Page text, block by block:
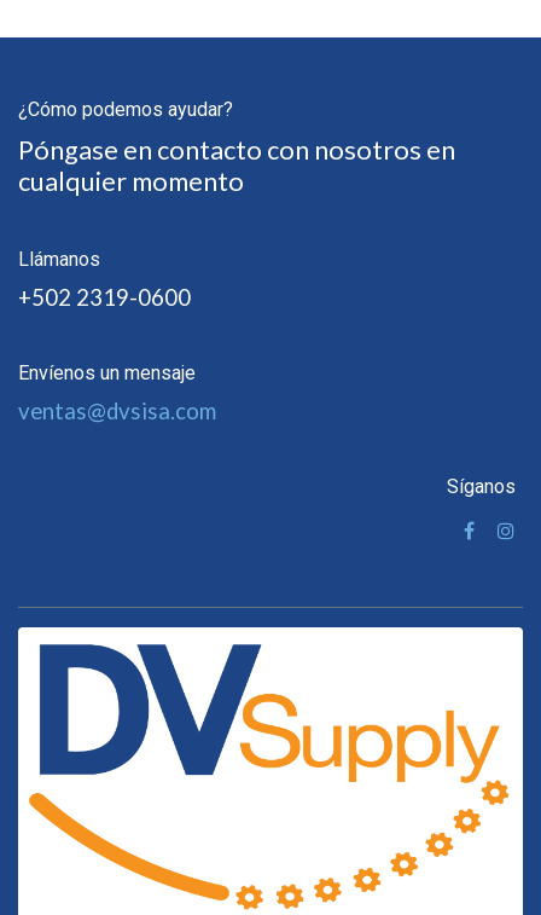
¿Cómo podemos ayudar?
Póngase en contacto con nosotros en
cualquier momento
Llámanos
+502 2319-0600
Envíenos un mensaje
ventas@dvsisa.com
Síganos